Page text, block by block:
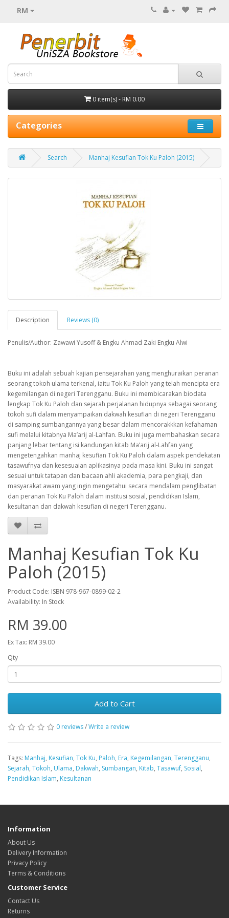
RM
0 item(s) - RM 0.00
Categories
Search Manhaj Kesufian Tok Ku Paloh (2015)
Description Reviews (0)
Penulis/Author: Zawawi Yusoff & Engku Ahmad Zaki Engku Alwi
Buku ini adalah sebuah kajian pensejarahan yang menghuraikan peranan
seorang tokoh ulama terkenal, iaitu Tok Ku Paloh yang telah mencipta era
kegemilangan di negeri Terengganu. Buku ini membicarakan biodata
lengkap Tok Ku Paloh dan sejarah perjalanan hidupnya sebagai seorang
tokoh sufi dalam menyampaikan dakwah kesufian di negeri Terengganu
di samping sumbangannya yang besar dalam mencorakkkan kefahaman
sufi melalui kitabnya Ma’arij al-Lahfan. Buku ini juga membahaskan secara
panjang lebar tentang isi kandungan kitab Ma’arij al-Lahfan yang
mengetengahkan manhaj kesufian Tok Ku Paloh dalam aspek pendekatan
tasawufnya dan kesesuaian aplikasinya pada masa kini. Buku ini sangat
sesuai untuk tatapan dan bacaan ahli akademia, para pengkaji, dan
masyarakat awam yang ingin mengetahui secara mendalam penglibatan
dan peranan Tok Ku Paloh dalam institusi sosial, pendidikan Islam,
kesultanan dan dakwah kesufian di negeri Terengganu.
Manhaj Kesufian Tok Ku
Paloh (2015)
Product Code: ISBN 978-967-0899-02-2
Availability: In Stock
RM 39.00
Ex Tax: RM 39.00
Qty
Add to Cart
0 reviews/Write a review
Tags: Manhaj, Kesufian, Tok Ku, Paloh, Era, Kegemilangan, Terengganu,
Sejarah, Tokoh, Ulama, Dakwah, Sumbangan, Kitab, Tasawuf, Sosial,
Pendidikan Islam, Kesultanan
Information
About Us
Delivery Information
Privacy Policy
Terms & Conditions
Customer Service
Contact Us
Returns